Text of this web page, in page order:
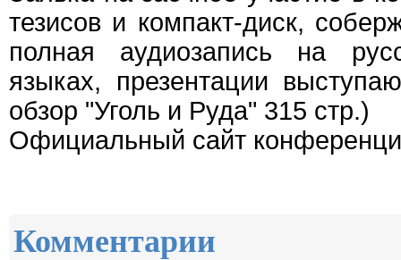
тезисов и компакт-диск,
полная аудиозапись на
языках, презентации
обзор "Уголь и Руда" 315 стр.)
Официальный сайт
Комментарии